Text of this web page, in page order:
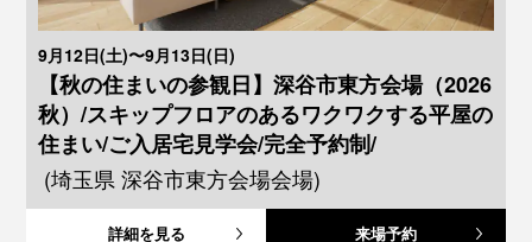
9月12日(土)〜9月13日(日)
【秋の住まいの参観日】深谷市東方会場（2026
秋）/スキップフロアのあるワクワクする平屋の
住まい/ご入居宅見学会/完全予約制/
(埼玉県 深谷市東方会場会場)
詳細を見る 来場予約